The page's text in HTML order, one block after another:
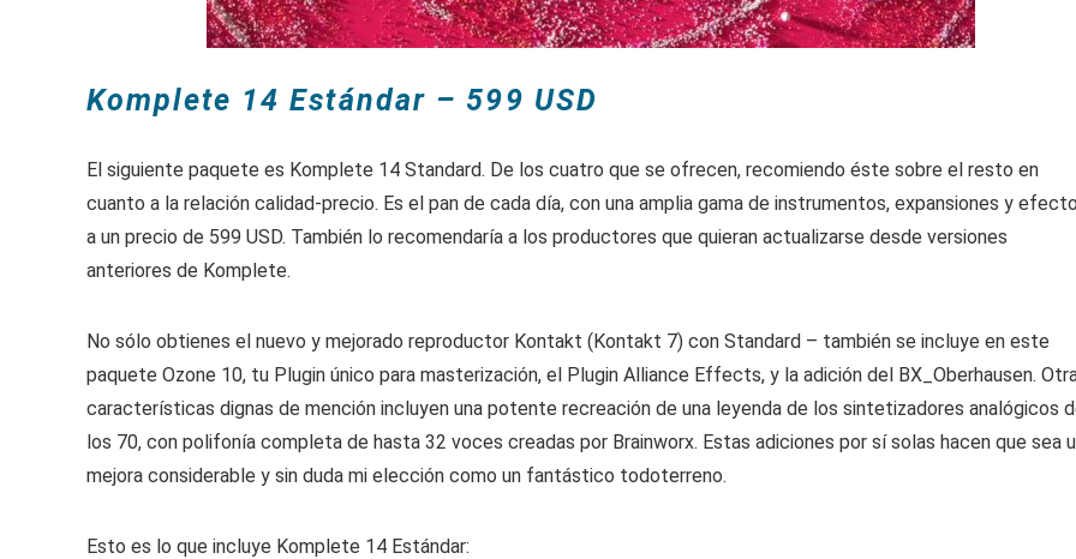
Komplete 14 Estándar – 599 USD
El siguiente paquete es Komplete 14 Standard. De los cuatro que se ofrecen, recomiendo éste sobre el resto en
cuanto a la relación calidad-precio. Es el pan de cada día, con una amplia gama de instrumentos, expansiones y
a un precio de 599 USD. También lo recomendaría a los productores que quieran actualizarse desde versiones
anteriores de Komplete.
No sólo obtienes el nuevo y mejorado reproductor Kontakt (Kontakt 7) con Standard – también se incluye en este
paquete Ozone 10, tu Plugin único para masterización, el Plugin Alliance Effects, y la adición del BX_Oberhausen.
características dignas de mención incluyen una potente recreación de una leyenda de los sintetizadores analógicos
los 70, con polifonía completa de hasta 32 voces creadas por Brainworx. Estas adiciones por sí solas hacen que sea
mejora considerable y sin duda mi elección como un fantástico todoterreno.
Esto es lo que incluye Komplete 14 Estándar: